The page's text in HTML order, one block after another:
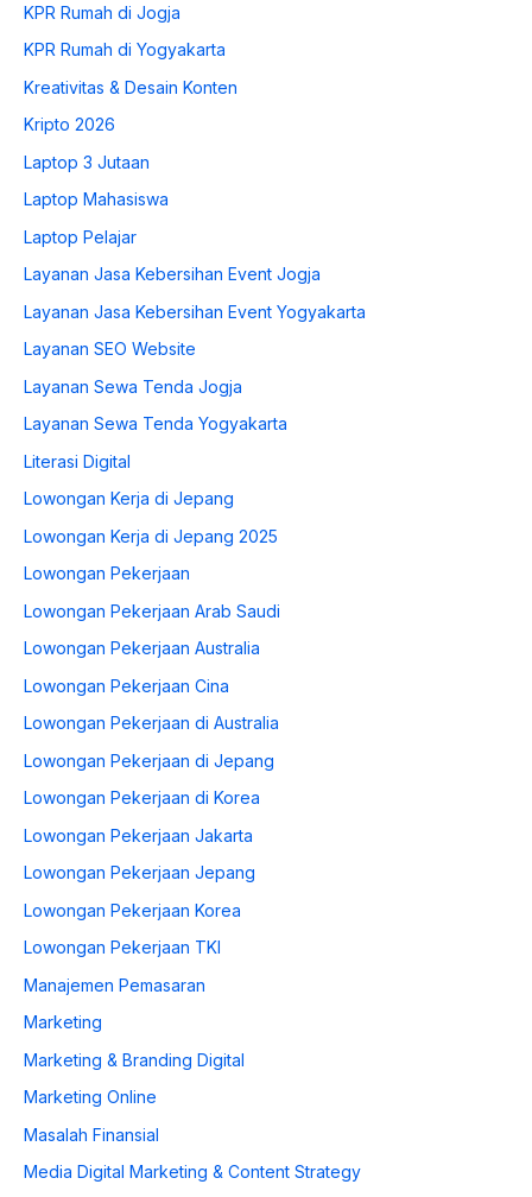
KPR Rumah di Jogja
KPR Rumah di Yogyakarta
Kreativitas & Desain Konten
Kripto 2026
Laptop 3 Jutaan
Laptop Mahasiswa
Laptop Pelajar
Layanan Jasa Kebersihan Event Jogja
Layanan Jasa Kebersihan Event Yogyakarta
Layanan SEO Website
Layanan Sewa Tenda Jogja
Layanan Sewa Tenda Yogyakarta
Literasi Digital
Lowongan Kerja di Jepang
Lowongan Kerja di Jepang 2025
Lowongan Pekerjaan
Lowongan Pekerjaan Arab Saudi
Lowongan Pekerjaan Australia
Lowongan Pekerjaan Cina
Lowongan Pekerjaan di Australia
Lowongan Pekerjaan di Jepang
Lowongan Pekerjaan di Korea
Lowongan Pekerjaan Jakarta
Lowongan Pekerjaan Jepang
Lowongan Pekerjaan Korea
Lowongan Pekerjaan TKI
Manajemen Pemasaran
Marketing
Marketing & Branding Digital
Marketing Online
Masalah Finansial
Media Digital Marketing & Content Strategy